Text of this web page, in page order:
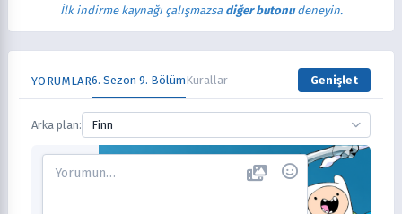
İlk indirme kaynağı çalışmazsa diğer butonudeneyin.
YORUMLAR6. Sezon 9. BölümKurallar Genişlet
Arka plan: Finn